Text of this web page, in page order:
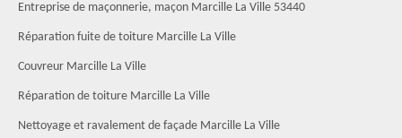
Entreprise de maçonnerie, maçon Marcille La Ville 53440
Réparation fuite de toiture Marcille La Ville
Couvreur Marcille La Ville
Réparation de toiture Marcille La Ville
Nettoyage et ravalement de façade Marcille La Ville